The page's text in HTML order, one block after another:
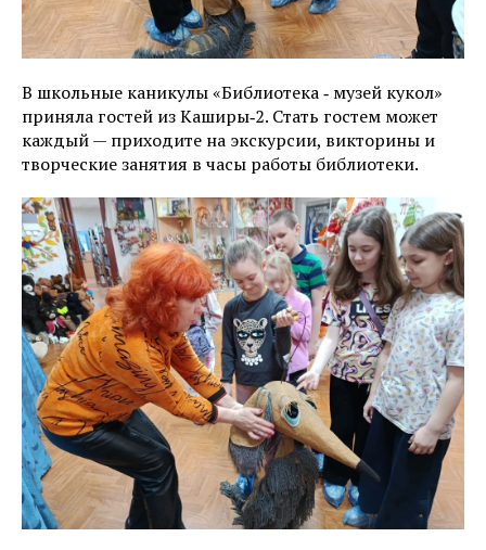
В школьные каникулы «Библиотека ‑ музей кукол»
приняла гостей из Каширы‑2. Стать гостем может
каждый — приходите на экскурсии, викторины и
творческие занятия в часы работы библиотеки.